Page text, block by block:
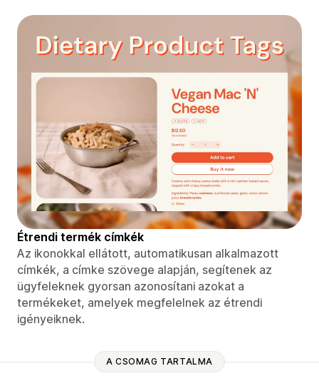
Étrendi termék címkék
Az ikonokkal ellátott, automatikusan alkalmazott
címkék, a címke szövege alapján, segítenek az
ügyfeleknek gyorsan azonosítani azokat a
termékeket, amelyek megfelelnek az étrendi
igényeiknek.
A CSOMAG TARTALMA